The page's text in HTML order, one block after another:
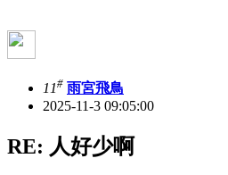
11# 雨宮飛鳥
2025-11-3 09:05:00
RE: 人好少啊